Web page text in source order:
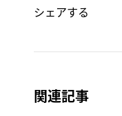
シェアする
関連記事